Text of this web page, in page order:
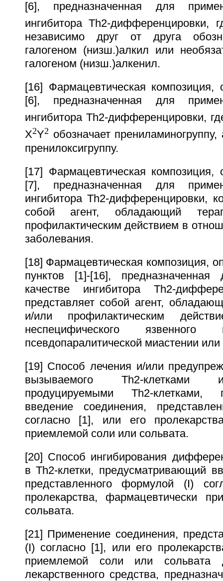
[6], предназначенная для
ингибитора Тh2-дифференцировки,
независимо друг от друга
галогеном (низш.)алкил или
галогеном (низш.)алкенил.
[16] Фармацевтическая
[6], предназначенная для
ингибитора Тh2-дифференцировки,
X2Y2 обозначает
пренилоксигруппу.
[17] Фармацевтическая
[7], предназначенная для
ингибитора Тh2-дифференцировки,
собой агент, обладающий
профилактическим действием в
заболевания.
[18] Фармацевтическая композиция,
пунктов [1]-[16],
качестве ингибитора Тh2-
представляет собой агент,
и/или профилактическим
неспецифического язвенного
псевдопаралитической миастении
[19] Способ лечения и/или
вызываемого Th2-клетками
продуцируемыми Тh2-клетками,
введение соединения,
согласно [1], или его
приемлемой соли или сольвата.
[20] Способ ингибирования
в Тh2-клетки, предусматривающий
представленного формулой (I)
пролекарства, фармацевтически
сольвата.
[21] Применение соединения,
(I) согласно [1], или его
приемлемой соли или сольвата
лекарственного средства,